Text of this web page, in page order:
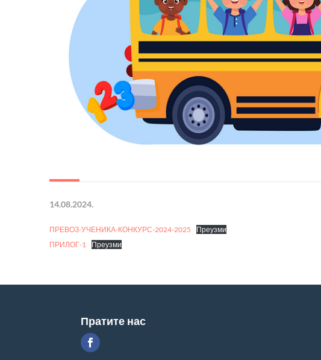
14.08.2024.
ПРЕВОЗ-УЧЕНИКА-КОНКУРС-2024-2025
Преузми
ПРИЛОГ-1
Преузми
Пратите нас